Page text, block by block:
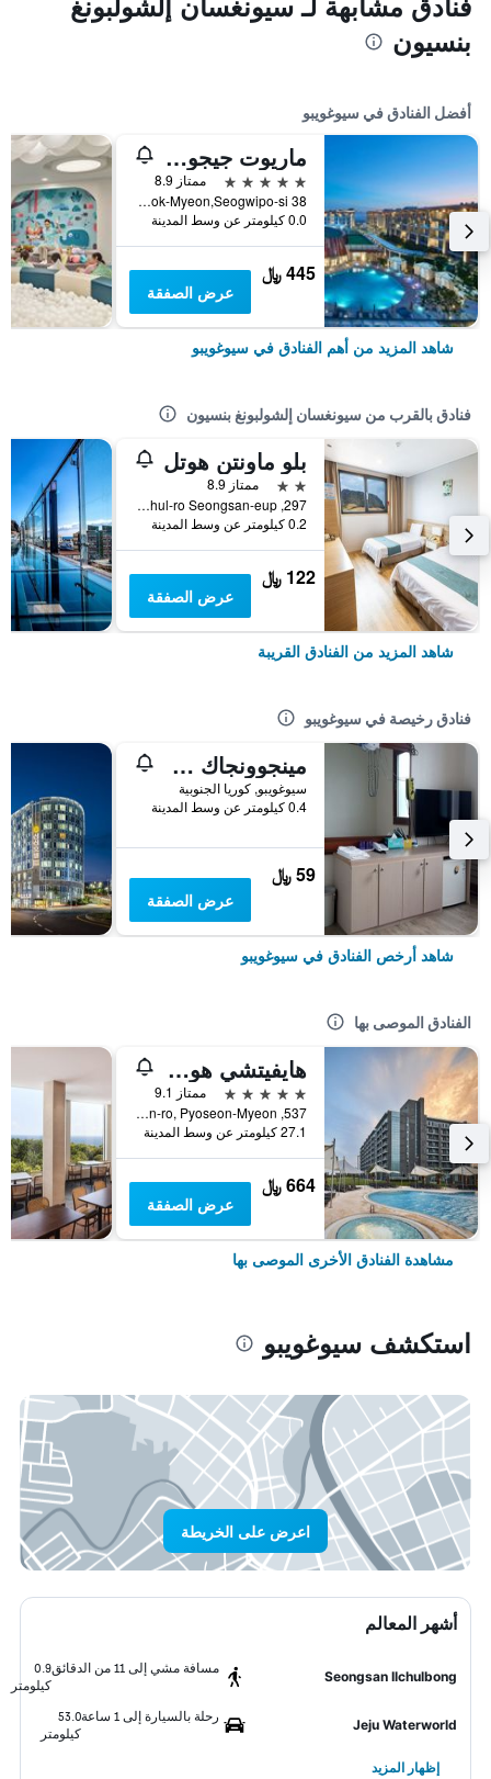
بنسيون
أفضل الفنادق في سيوغويبو
ماريوت جيجو شنوا وورلد هوتلز آند ريزورتس
5 نجوم
ممتاز 8.9
38 Sinhwayeoksa-ro 304Beon-Gil, Andeok-Myeon,Seogwipo-si, سيوغويبو, كوريا الجنوبية
0.0 كيلومتر عن وسط المدينة
445 ﷼
عرض الصفقة
شاهد المزيد من أهم الفنادق في سيوغويبو
فنادق بالقرب من سيونغسان إلشولبونغ بنسيون
بلو ماونتن هوتل
2 نجمتين
ممتاز 8.9
297, Ilchul-ro Seongsan-eup, سيوغويبو, كوريا الجنوبية
0.2 كيلومتر عن وسط المدينة
122 ﷼
عرض الصفقة
شاهد المزيد من الفنادق القريبة
فنادق رخيصة في سيوغويبو
مينجوونجاك جيستهاوس
سيوغويبو, كوريا الجنوبية
0.4 كيلومتر عن وسط المدينة
59 ﷼
عرض الصفقة
شاهد أرخص الفنادق في سيوغويبو
الفنادق الموصى بها
هايفيتشي هوتل آند ريزورت جيجو
5 نجوم
ممتاز 9.1
537, Minsokhaean-ro, Pyoseon-Myeon, سيوغويبو, كوريا الجنوبية
27.1 كيلومتر عن وسط المدينة
664 ﷼
عرض الصفقة
مشاهدة الفنادق الأخرى الموصى بها
استكشف سيوغويبو
اعرض على الخريطة
أشهر المعالم
Seongsan Ilchulbong
مسافة مشي إلى 11 من الدقائق
0.9
كيلومتر
Jeju Waterworld
رحلة بالسيارة إلى 1 ساعة
53.0
كيلومتر
إظهار المزيد